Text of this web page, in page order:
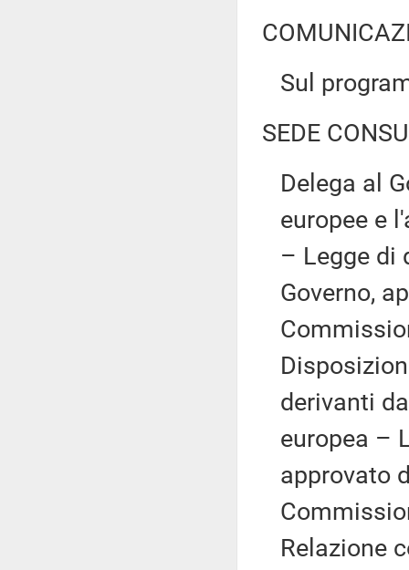
Sul
SEDE
Delega al
europee e
– Legge di
Governo,
derivanti
europea –
approvato
Relazione